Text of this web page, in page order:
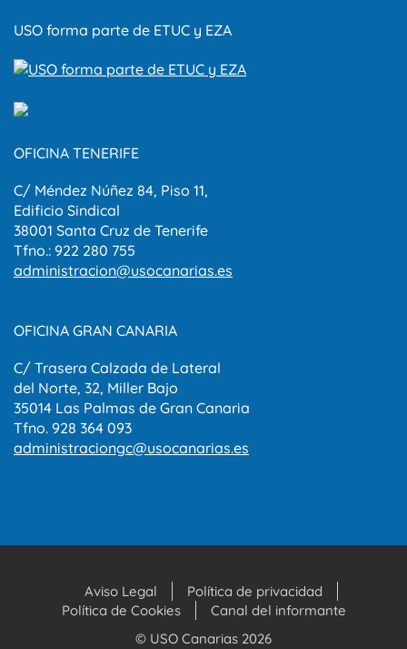
USO forma parte de ETUC y EZA
OFICINA TENERIFE
C/ Méndez Núñez 84, Piso 11,
Edificio Sindical
38001 Santa Cruz de Tenerife
Tfno.: 922 280 755
administracion@usocanarias.es
OFICINA GRAN CANARIA
C/ Trasera Calzada de Lateral
del Norte, 32, Miller Bajo
35014 Las Palmas de Gran Canaria
Tfno. 928 364 093
administraciongc@usocanarias.es
Aviso Legal
Política de privacidad
Política de Cookies
Canal del informante
© USO Canarias 2026